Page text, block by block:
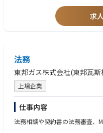
■部下育成、タスク管理 総務メ
のスキルアップに向けた育成・
いただきます。
＜入社後の流れ＞
▼入社～3カ月程度 まずは、当
いる管理ツールについて理解を
どの日常業務を通じて現場課題
連 携体制を築いていただくこと
▼業務に慣れてきた段階で… 総
見直しやDX推進を主体的に担っ
【求める人物像】
■柔軟な対応力を持ち、臨機応
■社内調整や関係各所とのコミ
求
法務
東邦ガス株式会社(東邦瓦斯
上場企業
仕事内容
法務相談や契約書の法務審査、